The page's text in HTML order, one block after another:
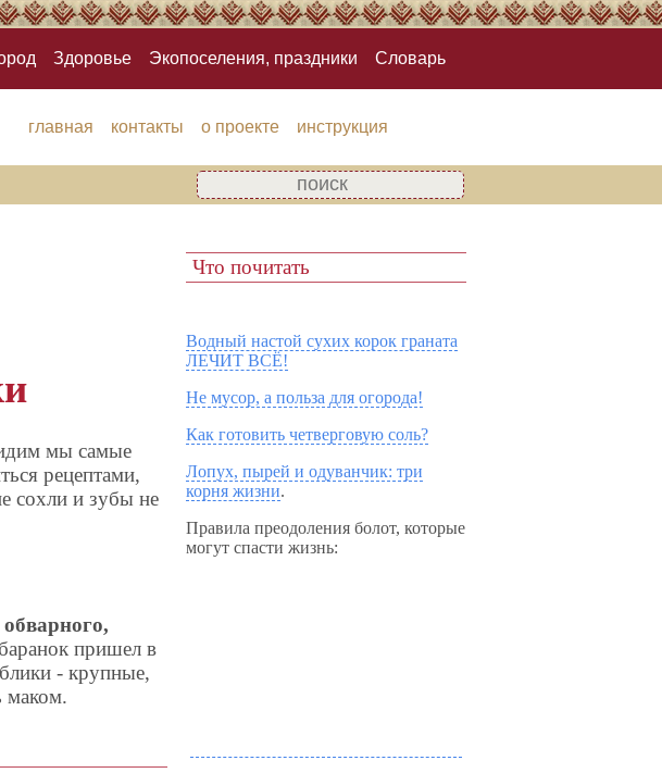
Здоровье Экопоселения, праздники Словарь
главная контакты о проекте инструкция
мы самые
рецептами,
сохли и зубы не
обварного,
пришел в
- крупные,
маком.
Что почитать
Водный настой сухих корок граната
ЛЕЧИТ ВСЁ!
Не мусор, а польза для огорода!
Как готовить четверговую соль?
Лопух, пырей и одуванчик: три
корня жизни.
Правила преодоления болот, которые
могут спасти жизнь: